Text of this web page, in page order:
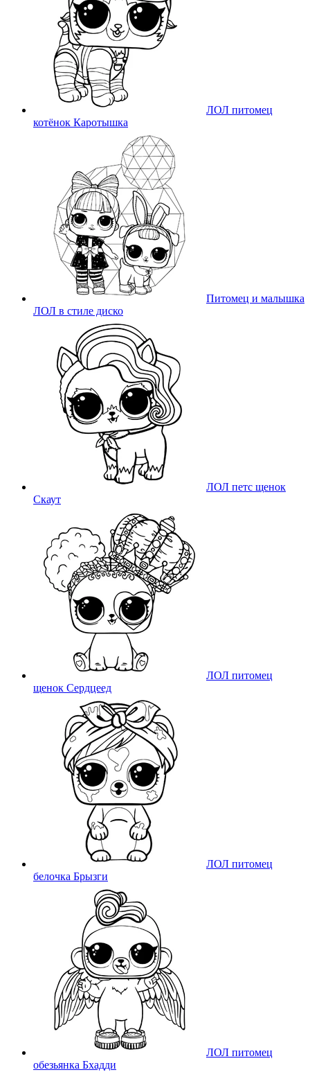
ЛОЛ питомец
котёнок Каротышка
Питомец и малышка
ЛОЛ в стиле диско
ЛОЛ петс щенок
Скаут
ЛОЛ питомец
щенок Сердцеед
ЛОЛ питомец
белочка Брызги
ЛОЛ питомец
обезьянка Бхадди